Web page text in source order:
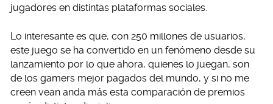
jugadores en distintas plataformas sociales.
Lo interesante es que, con 250 millones de usuarios,
este juego se ha convertido en un fenómeno desde su
lanzamiento por lo que ahora, quienes lo juegan, son
de los gamers mejor pagados del mundo, y si no me
creen vean anda más esta comparación de premios